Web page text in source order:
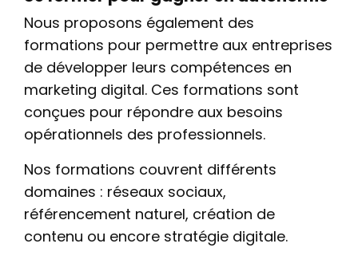
Nous proposons également des
formations pour permettre aux entreprises
de développer leurs compétences en
marketing digital. Ces formations sont
conçues pour répondre aux besoins
opérationnels des professionnels.
Nos formations couvrent différents
domaines : réseaux sociaux,
référencement naturel, création de
contenu ou encore stratégie digitale.